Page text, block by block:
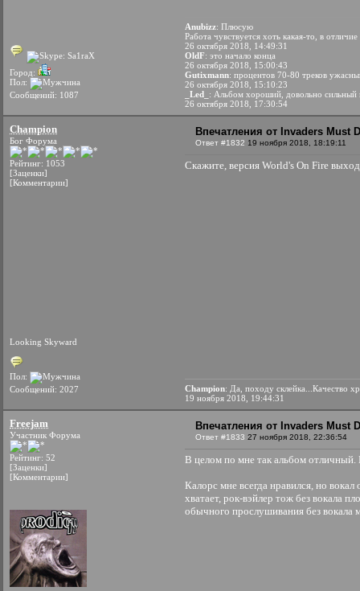
Город:
Пол:
Сообщений: 1087
Anubizz: Плюсую
Работа чувствуется хоть какая-то, в
26 октября 2018, 14:49:31
OldF: это начало конца
26 октября 2018, 15:00:43
Gutixmann: процентов 70-80 треков
26 октября 2018, 15:10:23
_Led_ : Альбом хороший, довольно сильный
26 октября 2018, 17:30:54
Champion
Бог Форума
Рейтинг: 1053
[Заценки]
[Комментарии]
Looking Skyward
Пол:
Сообщений: 2027
Впечатления от Invaders Must
Ответ #1832 19 ноября 2018, 18:19:11
Скажите, версия World's On Fire
Champion: Да, походу склейка...Качество
19 ноября 2018, 19:44:31
Freejam
Участник Форума
Рейтинг: 52
[Заценки]
[Комментарии]
Впечатления от Invaders Must
Ответ #1833 27 ноября 2018, 22:36:54
В целом по мне так альбом отличный.
Калорс мне всегда нравился, но
хватает, рок-вэйлер тож без вокала
обычного прослушивания без вокала